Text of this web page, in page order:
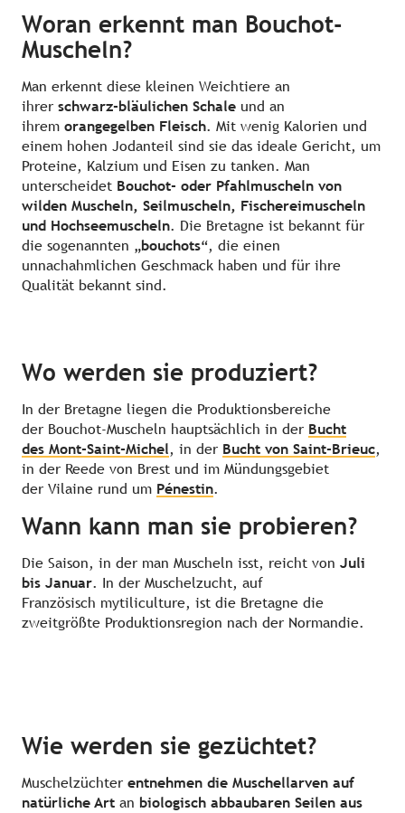
Woran erkennt man Bouchot-
Muscheln?
Man erkennt diese kleinen Weichtiere an
ihrer schwarz-bläulichen Schale und an
ihrem orangegelben Fleisch. Mit wenig Kalorien und
einem hohen Jodanteil sind sie das ideale Gericht, um
Proteine, Kalzium und Eisen zu tanken. Man
unterscheidet Bouchot- oder Pfahlmuscheln von
wilden Muscheln, Seilmuscheln, Fischereimuscheln
und Hochseemuscheln. Die Bretagne ist bekannt für
die sogenannten „bouchots“, die einen
unnachahmlichen Geschmack haben und für ihre
Qualität bekannt sind.
Wo werden sie produziert?
In der Bretagne liegen die Produktionsbereiche
der Bouchot-Muscheln hauptsächlich in der Bucht
des Mont-Saint-Michel, in der Bucht von Saint-Brieuc,
in der Reede von Brest und im Mündungsgebiet
der Vilaine rund um Pénestin.
Wann kann man sie probieren?
Die Saison, in der man Muscheln isst, reicht von Juli
bis Januar. In der Muschelzucht, auf
Französisch mytiliculture, ist die Bretagne die
zweitgrößte Produktionsregion nach der Normandie.
Wie werden sie gezüchtet?
Muschelzüchter entnehmen die Muschellarven auf
natürliche Art an biologisch abbaubaren Seilen aus